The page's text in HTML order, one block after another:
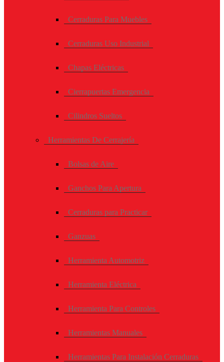
Cerraduras Para Muebles
Cerraduras Uso Industrial
Chapas Eléctricas
Cierrapuertas Emergencia
Cilindros Sueltos
Herramientas De Cerrajería
Bolsas de Aire
Ganchos Para Apertura
Cerraduras para Practicar
Ganzuas
Herramienta Automotriz
Herramienta Eléctrica
Herramienta Para Controles
Herramientas Manuales
Herramientas Para Instalación Cerraduras